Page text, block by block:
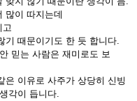
많이 따지는데
기 때문이기도 한 듯 합니다.
믿는 사람은 재미로도 보
은 이유로 사주가 상당히 신빙
각이 듭니다.